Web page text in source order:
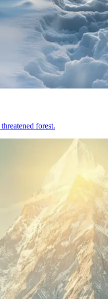
forest.